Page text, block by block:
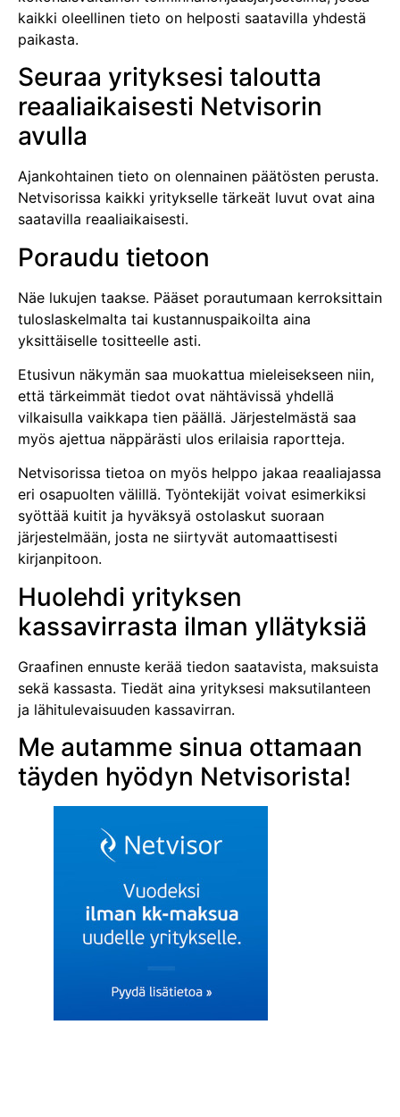
kaikki oleellinen tieto on helposti saatavilla yhdestä
paikasta.
Seuraa yrityksesi taloutta
reaaliaikaisesti Netvisorin
avulla
Ajankohtainen tieto on olennainen päätösten perusta.
Netvisorissa kaikki yritykselle tärkeät luvut ovat aina
saatavilla reaaliaikaisesti.
Poraudu tietoon
Näe lukujen taakse. Pääset porautumaan kerroksittain
tuloslaskelmalta tai kustannuspaikoilta aina
yksittäiselle tositteelle asti.
Etusivun näkymän saa muokattua mieleisekseen niin,
että tärkeimmät tiedot ovat nähtävissä yhdellä
vilkaisulla vaikkapa tien päällä. Järjestelmästä saa
myös ajettua näppärästi ulos erilaisia raportteja.
Netvisorissa tietoa on myös helppo jakaa reaaliajassa
eri osapuolten välillä. Työntekijät voivat esimerkiksi
syöttää kuitit ja hyväksyä ostolaskut suoraan
järjestelmään, josta ne siirtyvät automaattisesti
kirjanpitoon.
Huolehdi yrityksen
kassavirrasta ilman yllätyksiä
Graafinen ennuste kerää tiedon saatavista, maksuista
sekä kassasta. Tiedät aina yrityksesi maksutilanteen
ja lähitulevaisuuden kassavirran.
Me autamme sinua ottamaan
täyden hyödyn Netvisorista!